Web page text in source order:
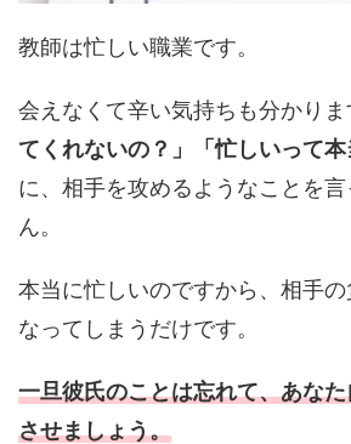
教師は忙しい職業です。
会えなくて辛い気持ちも分かりま
てくれないの？」「忙しいって本
に、相手を攻めるようなことを
ん。
本当に忙しいのですから、相手
なってしまうだけです。
一旦彼氏のことは忘れて、あな
させましょう。